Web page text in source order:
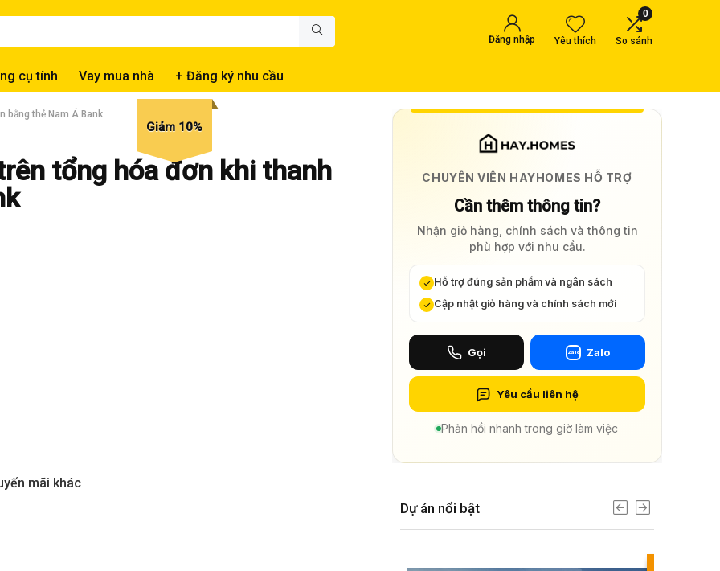
Đăng nhập Yêu thích
0
So sánh
cụ tính Vay mua nhà + Đăng ký nhu cầu
Giảm 10%
bằng thẻ Nam Á Bank
tổng hóa đơn khi thanh
mãi khác
CHUYÊN VIÊN HAYHOMES HỖ TRỢ
Cần thêm thông tin?
Nhận giỏ hàng, chính sách và thông tin
phù hợp với nhu cầu.
Hỗ trợ đúng sản phẩm và ngân sách
Cập nhật giỏ hàng và chính sách mới
Gọi Zalo Zalo
Yêu cầu liên hệ
Phản hồi nhanh trong giờ làm việc
Dự án nổi bật